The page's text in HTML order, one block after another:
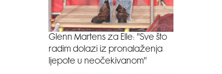
Glenn Martens za Elle: ''Sve što
radim dolazi iz pronalaženja
ljepote u neočekivanom''